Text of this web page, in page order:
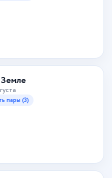
пары (3)